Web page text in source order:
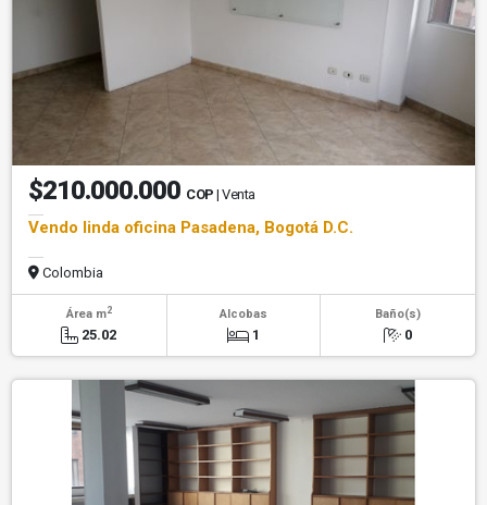
$210.000.000 COP | Venta
Vendo linda oficina Pasadena, Bogotá D.C.
Colombia
Área m2
25.02
Alcobas
1
Baño(s)
0